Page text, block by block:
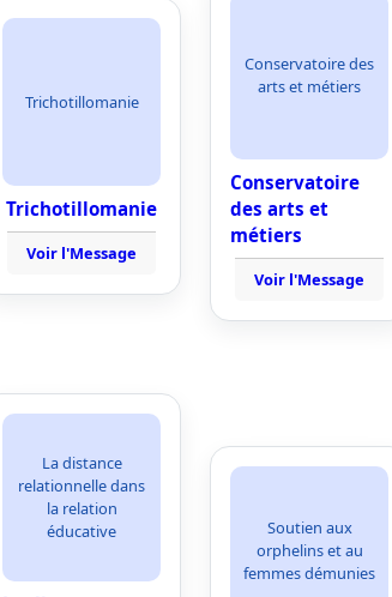
Trichotillomanie
Trichotillomanie
Voir l'Message
La distance
relationnelle dans
la relation
éducative
Conservatoire des
arts et métiers
Conservatoire
des arts et
métiers
Voir l'Message
Soutien aux
orphelins et au
femmes démunies